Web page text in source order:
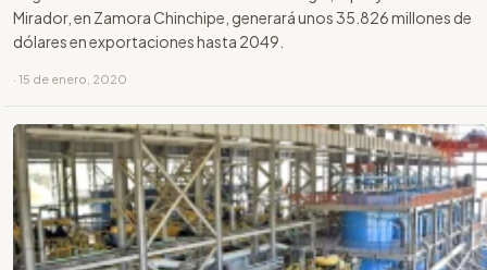
Mirador, en Zamora Chinchipe, generará unos 35.826 millones de
dólares en exportaciones hasta 2049.
· 15 de enero, 2020